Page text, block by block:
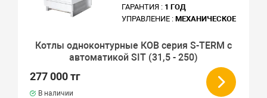
ГАРАНТИЯ : 1 ГОД
УПРАВЛЕНИЕ : МЕХАНИЧЕСКОЕ
Котлы одноконтурные КОВ серия S-TERM с
автоматикой SIT (31,5 - 250)
277 000 тг
В наличии